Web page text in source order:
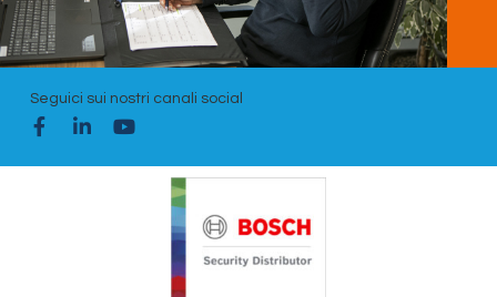
Seguici sui nostri canali social